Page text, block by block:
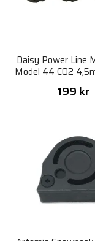
Daisy Power Line
Model 44 CO2
- 3st
199 kr